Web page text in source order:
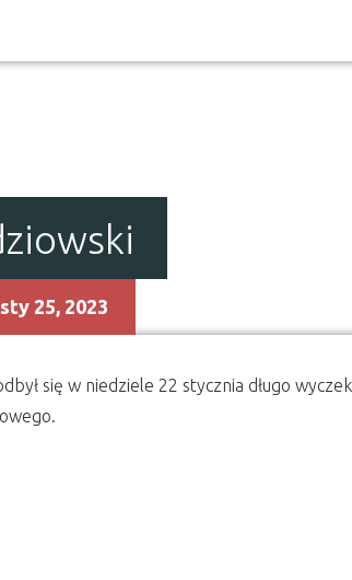
sty 25, 2023
się w niedziele 22 stycznia długo